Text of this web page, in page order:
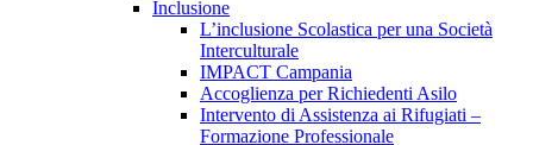
Inclusione
L’inclusione Scolastica per una Società
Interculturale
IMPACT Campania
Accoglienza per Richiedenti Asilo
Intervento di Assistenza ai Rifugiati –
Formazione Professionale